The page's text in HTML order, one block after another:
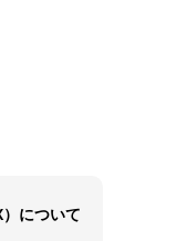
について